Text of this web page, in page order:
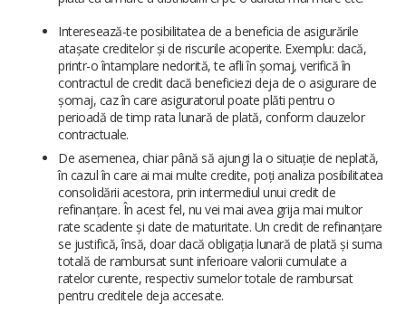
Interesează-te posibilitatea de a beneficia de asigurările
atașate creditelor și de riscurile acoperite. Exemplu: dacă,
printr-o întamplare nedorită, te afli în șomaj, verifică în
contractul de credit dacă beneficiezi deja de o asigurare de
șomaj, caz în care asiguratorul poate plăti pentru o
perioadă de timp rata lunară de plată, conform clauzelor
contractuale.
De asemenea, chiar până să ajungi la o situație de neplată,
în cazul în care ai mai multe credite, poți analiza posibilitatea
consolidării acestora, prin intermediul unui credit de
refinanțare. În acest fel, nu vei mai avea grija mai multor
rate scadente și date de maturitate. Un credit de refinanțare
se justifică, însă, doar dacă obligația lunară de plată și suma
totală de rambursat sunt inferioare valorii cumulate a
ratelor curente, respectiv sumelor totale de rambursat
pentru creditele deja accesate.